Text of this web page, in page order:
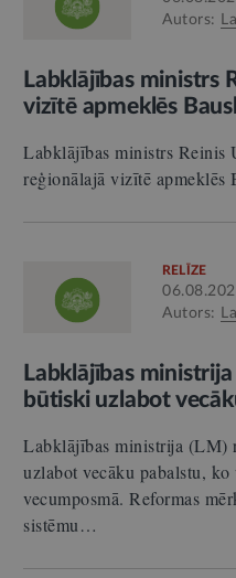
Autors:
Labklājības ministrs
vizītē apmeklēs
Labklājības ministrs Reinis
reģionālajā vizītē apmeklēs
RELĪZE
Autors:
Labklājības
būtiski uzlabot
Labklājības ministrija (LM)
uzlabot vecāku pabalstu,
vecumposmā. Reformas
sistēmu…